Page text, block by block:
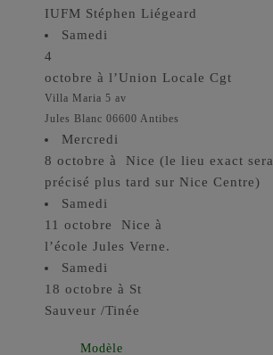
IUFM Stéphen Liégeard
Samedi
4
octobre à l’Union Locale Cgt
Villa Maria 5 av
Jules Blanc 06600 Antibes
Mercredi
8 octobre à Nice (le lieu exact sera
précisé plus tard sur Nice Centre)
Samedi
11 octobre Nice à
l’école Jules Verne.
Samedi
18 octobre à St
Sauveur /Tinée
Modèle